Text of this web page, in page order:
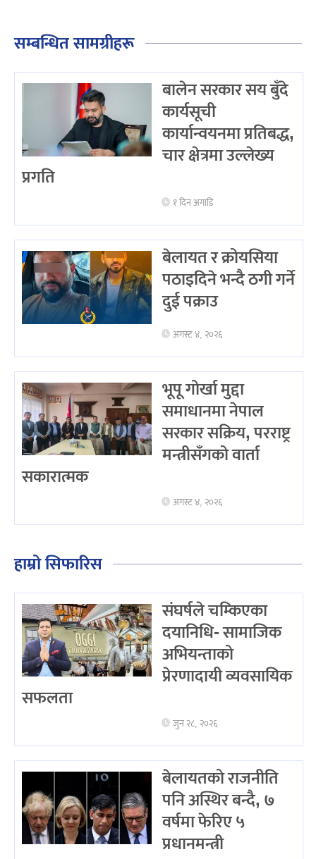
सम्बन्धित सामग्रीहरू
बालेन सरकार सय बुँदे
कार्यसूची
कार्यान्वयनमा प्रतिबद्ध,
चार क्षेत्रमा उल्लेख्य
प्रगति
१ दिन अगाडि
बेलायत र क्रोयसिया
पठाइदिने भन्दै ठगी गर्ने
दुई पक्राउ
अगस्ट ४, २०२६
भूपू गोर्खा मुद्दा
समाधानमा नेपाल
सरकार सक्रिय, परराष्ट्र
मन्त्रीसँगको वार्ता
सकारात्मक
अगस्ट ४, २०२६
हाम्रो सिफारिस
संघर्षले चम्किएका
दयानिधि- सामाजिक
अभियन्ताको
प्रेरणादायी व्यवसायिक
सफलता
जुन २८, २०२६
बेलायतको राजनीति
पनि अस्थिर बन्दै, ७
वर्षमा फेरिए ५
प्रधानमन्त्री